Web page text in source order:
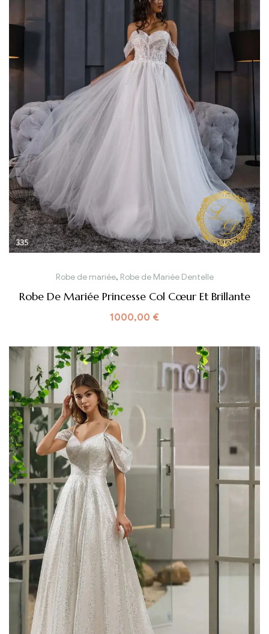
Robe de mariée, Robe de Mariée Dentelle
Robe De Mariée Princesse Col Cœur Et Brillante
1000,00 €